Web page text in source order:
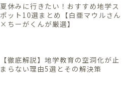
夏休みに行きたい！おすすめ地学ス
ポット10選まとめ【白亜マウルさん
×ちーがくんが厳選】
【徹底解説】地学教育の空洞化が止
まらない理由5選とその解決策